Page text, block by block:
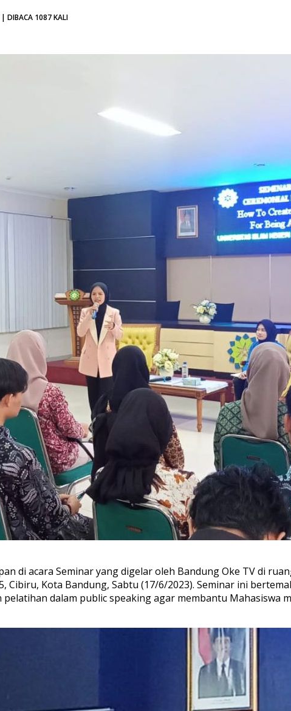
| DIBACA 1087 KALI
di acara Seminar yang digelar oleh Bandung Oke TV di
Cibiru, Kota Bandung, Sabtu (17/6/2023). Seminar ini
dalam public speaking agar membantu Mahasiswa